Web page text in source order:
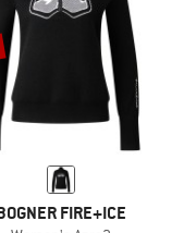
FIRE+ICE